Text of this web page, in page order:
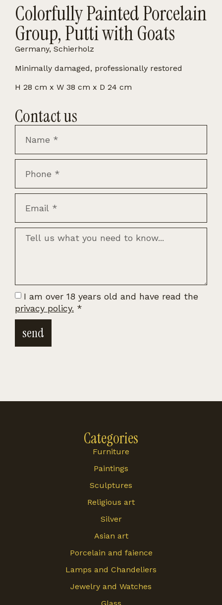
Colorfully Painted Porcelain
Group, Putti with Goats
Germany, Schierholz
Minimally damaged, professionally restored
H 28 cm x W 38 cm x D 24 cm
Contact us
I am over 18 years old and have read the
privacy policy. *
send
Categories
Furniture
Paintings
Sculptures
Religious art
Silver
Asian art
Porcelain and faience
Lamps and Chandeliers
Jewelry and Watches